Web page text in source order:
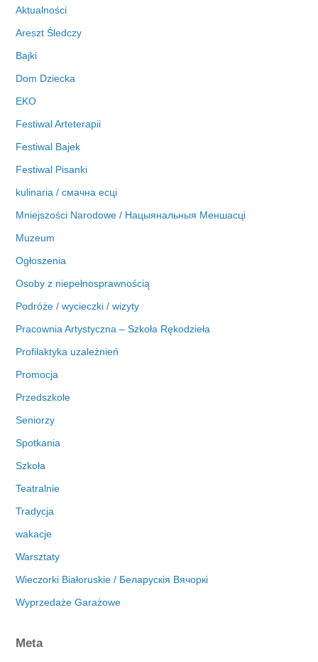
a
Aktualności
Areszt Śledczy
Bajki
Dom Dziecka
EKO
Festiwal Arteterapii
Festiwal Bajek
Festiwal Pisanki
kulinaria / смачна есці
Mniejszości Narodowe / Нацыянальныя Меншасці
Muzeum
Ogłoszenia
Osoby z niepełnosprawnością
Podróże / wycieczki / wizyty
Pracownia Artystyczna – Szkoła Rękodzieła
Profilaktyka uzależnień
Promocja
Przedszkole
Seniorzy
Spotkania
Szkoła
Teatralnie
Tradycja
wakacje
Warsztaty
Wieczorki Białoruskie / Беларускія Вячоркі
Wyprzedaże Garażowe
Meta